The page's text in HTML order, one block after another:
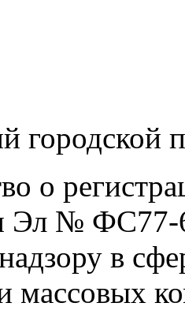
городской
о
Эл № ФС77-
в
массовых